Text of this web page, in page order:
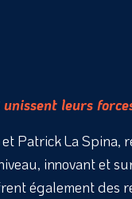
unissent leurs
Patrick La Spina,
innovant et
également des